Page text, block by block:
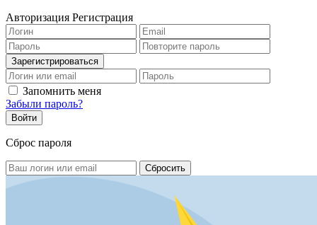
Авторизация Регистрация
Запомнить меня
Забыли пароль?
Сброс пароля